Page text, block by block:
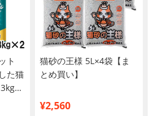
ト
た猫
猫砂の王様 5L×4袋【ま
とめ買い】
¥2,560